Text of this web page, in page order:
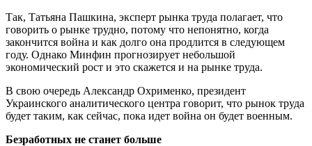
Так, Татьяна Пашкина, эксперт рынка труда полагает, что
говорить о рынке трудно, потому что непонятно, когда
закончится война и как долго она продлится в следующем
году. Однако Минфин прогнозирует небольшой
экономический рост и это скажется и на рынке труда.
В свою очередь Александр Охрименко, президент
Украинского аналитического центра говорит, что рынок труда
будет таким, как сейчас, пока идет война он будет военным.
Безработных не станет больше